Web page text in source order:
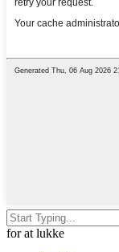
for at lukke